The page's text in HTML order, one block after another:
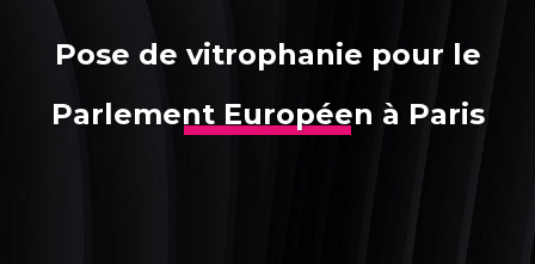
Pose de vitrophanie pour le
Parlement Européen à Paris